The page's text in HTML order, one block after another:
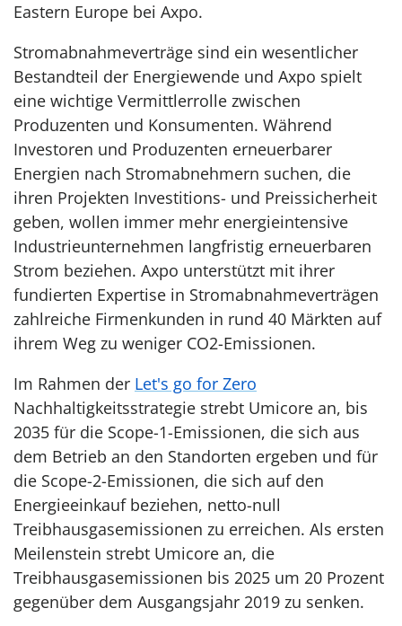
Eastern Europe bei Axpo.
Stromabnahmeverträge sind ein wesentlicher
Bestandteil der Energiewende und Axpo spielt
eine wichtige Vermittlerrolle zwischen
Produzenten und Konsumenten. Während
Investoren und Produzenten erneuerbarer
Energien nach Stromabnehmern suchen, die
ihren Projekten Investitions- und Preissicherheit
geben, wollen immer mehr energieintensive
Industrieunternehmen langfristig erneuerbaren
Strom beziehen. Axpo unterstützt mit ihrer
fundierten Expertise in Stromabnahmeverträgen
zahlreiche Firmenkunden in rund 40 Märkten auf
ihrem Weg zu weniger CO2-Emissionen.
Im Rahmen der Let's go for Zero
Nachhaltigkeitsstrategie strebt Umicore an, bis
2035 für die Scope-1-Emissionen, die sich aus
dem Betrieb an den Standorten ergeben und für
die Scope-2-Emissionen, die sich auf den
Energieeinkauf beziehen, netto-null
Treibhausgasemissionen zu erreichen. Als ersten
Meilenstein strebt Umicore an, die
Treibhausgasemissionen bis 2025 um 20 Prozent
gegenüber dem Ausgangsjahr 2019 zu senken.